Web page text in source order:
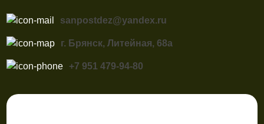
sanpostdez@yandex.ru
г. Брянск, Литейная, 68а
+7 951 479-94-80